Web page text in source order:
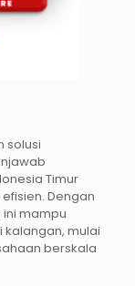
solusi
Timur
Dengan
mampu
mulai
berskala